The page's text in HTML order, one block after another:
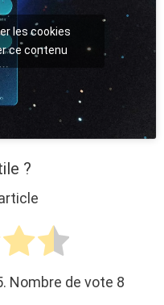
les cookies
ce contenu
?
Nombre de vote 8